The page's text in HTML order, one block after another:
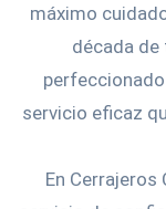
máximo
década
servicio eficaz
En Cerrajeros